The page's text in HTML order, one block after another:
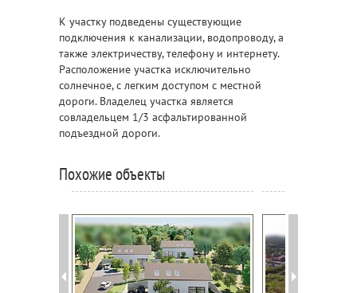
К участку подведены существующие
подключения к канализации, водопроводу, а
также электричеству, телефону и интернету.
Расположение участка исключительно
солнечное, с легким доступом с местной
дороги. Владелец участка является
совладельцем 1/3 асфальтированной
подъездной дороги.
Похожие объекты